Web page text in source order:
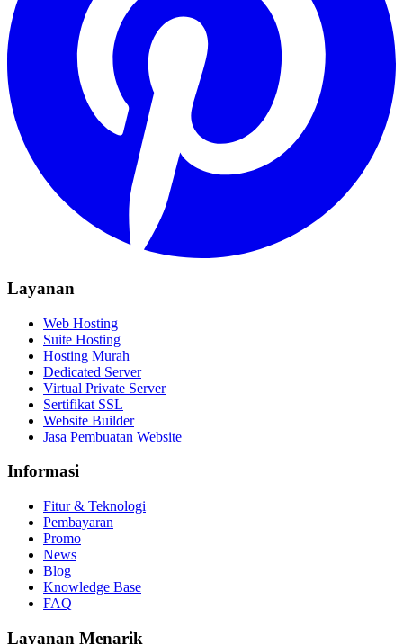
Layanan
Web Hosting
Suite Hosting
Hosting Murah
Dedicated Server
Virtual Private Server
Sertifikat SSL
Website Builder
Jasa Pembuatan Website
Informasi
Fitur & Teknologi
Pembayaran
Promo
News
Blog
Knowledge Base
FAQ
Layanan Menarik